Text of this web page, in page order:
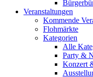
Veranstaltungen
Kommende
Flohmärkte
Kategorien
Alle
Party &
Konzert